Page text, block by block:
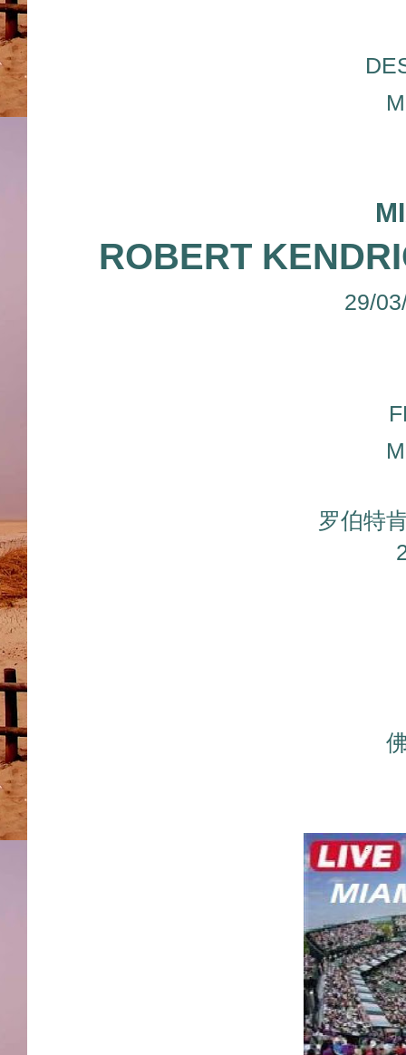
ROBERT
29/
罗伯特